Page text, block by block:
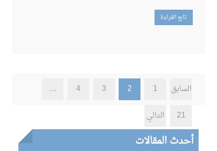
تابع القراءة
تصفّح
المقالات
السابق 1
2
3
4
…
21
التالي
أحدث المقالات